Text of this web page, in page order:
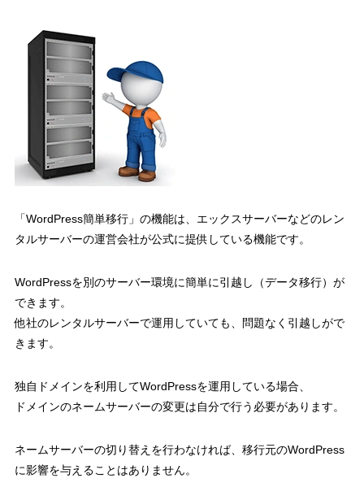
「WordPress簡単移行」の機能は、エックスサーバーなどのレン
タルサーバーの運営会社が公式に提供している機能です。
WordPressを別のサーバー環境に簡単に引越し（データ移行）が
できます。
他社のレンタルサーバーで運用していても、問題なく引越しがで
きます。
独自ドメインを利用してWordPressを運用している場合、
ドメインのネームサーバーの変更は自分で行う必要があります。
ネームサーバーの切り替えを行わなければ、移行元のWordPress
に影響を与えることはありません。